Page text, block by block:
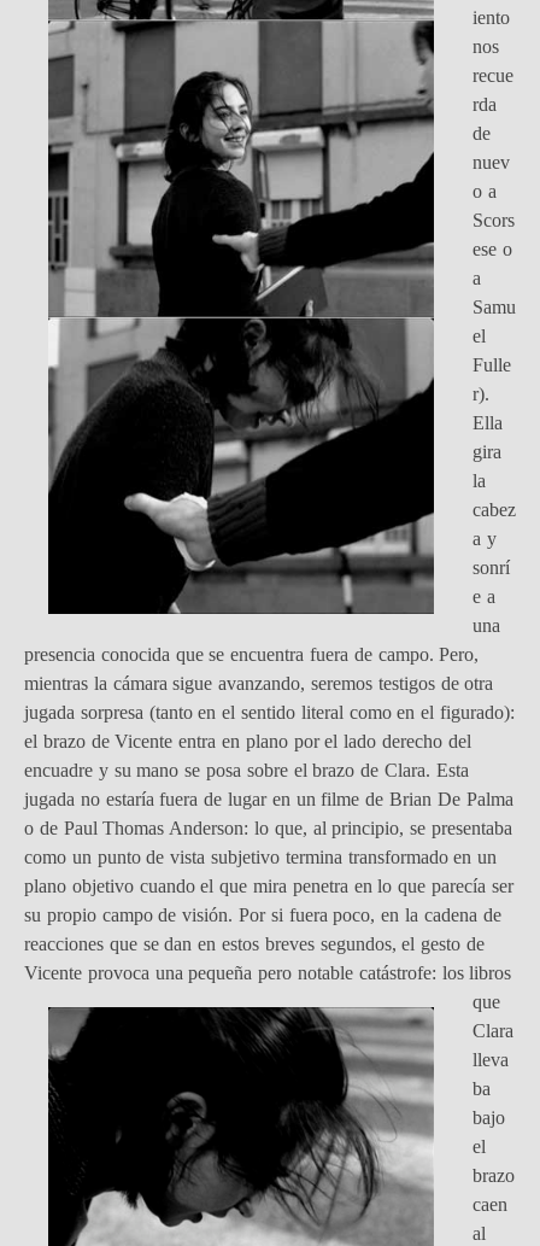
iento
nos
recue
rda
de
nuev
o a
Scors
ese o
a
Samu
el
Fulle
r).
Ella
gira
la
cabez
a y
sonrí
e a
una
presencia conocida que se encuentra fuera de campo. Pero,
mientras la cámara sigue avanzando, seremos testigos de otra
jugada sorpresa (tanto en el sentido literal como en el figurado):
el brazo de Vicente entra en plano por el lado derecho del
encuadre y su mano se posa sobre el brazo de Clara. Esta
jugada no estaría fuera de lugar en un filme de Brian De Palma
o de Paul Thomas Anderson: lo que, al principio, se presentaba
como un punto de vista subjetivo termina transformado en un
plano objetivo cuando el que mira penetra en lo que parecía ser
su propio campo de visión. Por si fuera poco, en la cadena de
reacciones que se dan en estos breves segundos, el gesto de
Vicente provoca una pequeña pero notable catástrofe: los libros
que
Clara
lleva
ba
bajo
el
brazo
caen
al